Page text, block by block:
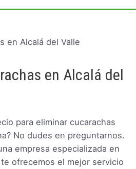
en Alcalá del
para eliminar cucarachas
No dudes en preguntarnos.
empresa especializada en
ofrecemos el mejor servicio